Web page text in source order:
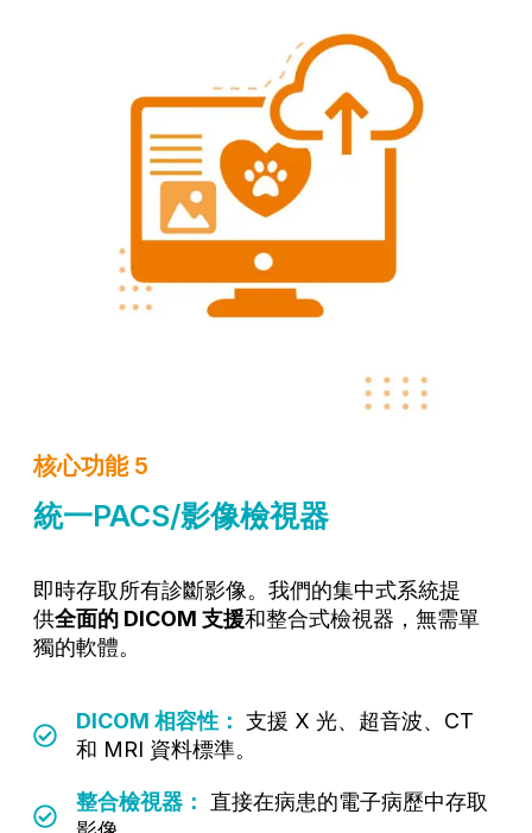
核心功能 5
統一PACS/影像檢視器
即時存取所有診斷影像。我們的集中式系統提
供全面的 DICOM 支援和整合式檢視器，無需單
獨的軟體。
DICOM 相容性： 支援 X 光、超音波、CT
和 MRI 資料標準。
整合檢視器：
直接在病患的電子病歷中存取